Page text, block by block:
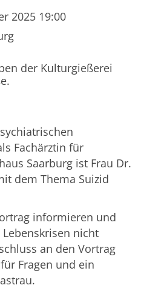
2025 19:00
der Kulturgießerei
Fachärztin für
Saarburg ist Frau Dr.
dem Thema Suizid
informieren und
nicht
an den Vortrag
Fragen und ein